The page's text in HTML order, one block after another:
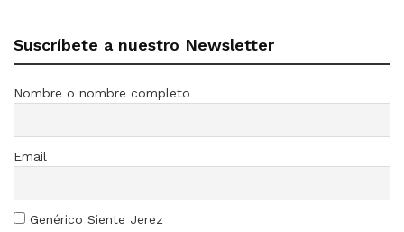
Suscríbete a nuestro Newsletter
Nombre o nombre completo
Email
Genérico Siente Jerez